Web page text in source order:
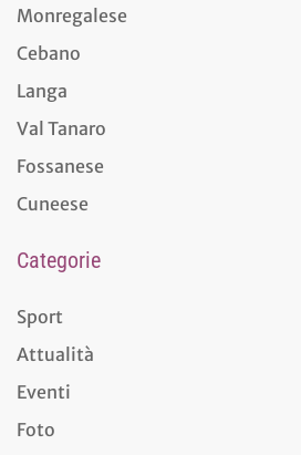
Monregalese
Cebano
Langa
Val Tanaro
Fossanese
Cuneese
Categorie
Sport
Attualità
Eventi
Foto